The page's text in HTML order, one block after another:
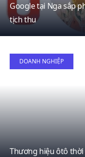
Google tại Nga sắp
tịch thu
DOANH NGHIỆP
Thương hiệu ôtô thời